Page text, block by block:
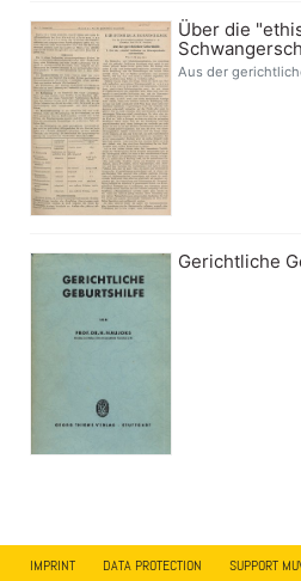
Über die
Aus der
Gerichtliche
IMPRINT DATA PROTECTION SUPPORT